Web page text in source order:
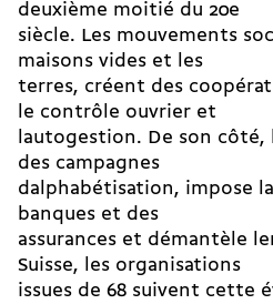
deuxième moitié du 20e
siècle. Les mouvements
maisons vides et les
terres, créent des
le contrôle ouvrier et
lautogestion. De son
des campagnes
dalphabétisation, impose
banques et des
assurances et démantèle
Suisse, les organisations
issues de 68 suivent cette